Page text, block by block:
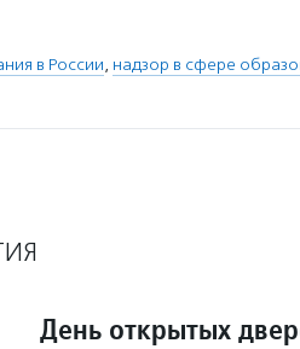
в России, надзор в сфере
День открытых